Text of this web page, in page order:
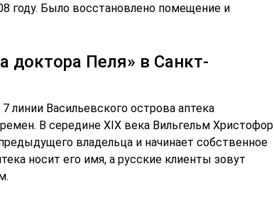
году. Было восстановлено помещение и
доктора Пеля» в Санкт-
Васильевского острова аптека
В середине ХIХ века Вильгельм Христофор
владельца и начинает собственное
носит его имя, а русские клиенты зовут